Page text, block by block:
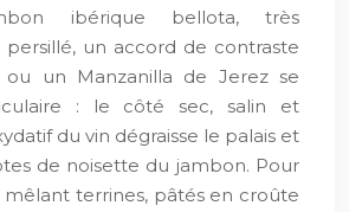
ibérique bellota, très
un accord de contraste
un Manzanilla de Jerez se
: le côté sec, salin et
du vin dégraisse le palais et
de noisette du jambon. Pour
terrines, pâtés en croûte